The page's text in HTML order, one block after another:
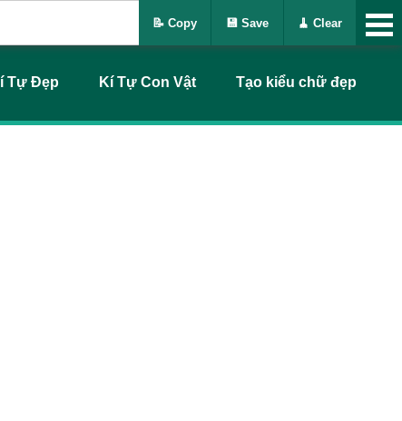
Tự Đẹp Kí Tự Con Vật Tạo kiểu chữ đẹp
📝 Copy 💾 Save 🧹 Clear